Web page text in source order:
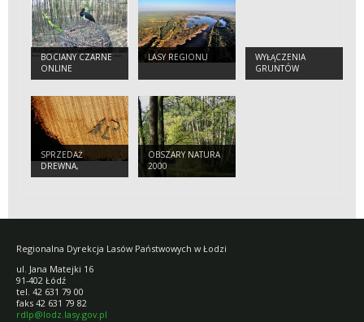
BOCIANY CZARNE
ONLINE
LASY REGIONU
WYŁĄCZENIA
GRUNTÓW
LEŚNYCH Z
SPRZEDAŻ
DREWNA,
CHOINEK I
OBSZARY NATURA
2000
Regionalna Dyrekcja Lasów Państwowych w Łodzi
ul. Jana Matejki 16
91-402 Łódź
tel. 42 631 79 00
faks 42 631 79 82
rdlp@lodz.lasy.gov.pl